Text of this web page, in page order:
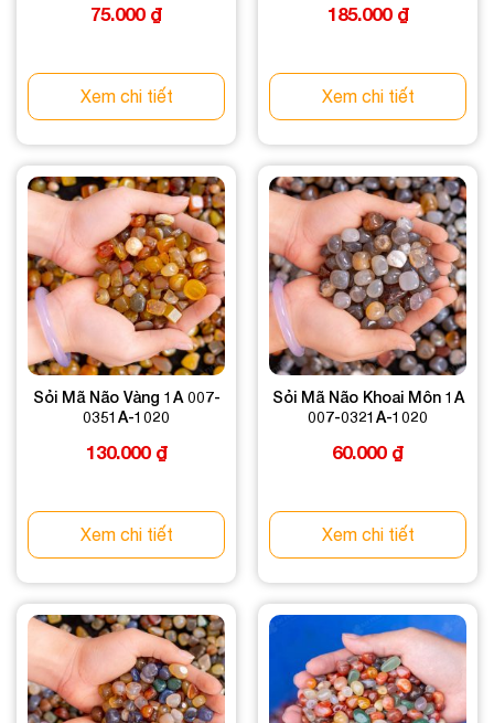
75.000 ₫
Xem chi tiết
185.000 ₫
Xem chi tiết
Sỏi Mã Não Vàng 1A 007-
0351A-1020
130.000 ₫
Xem chi tiết
Sỏi Mã Não Khoai Môn 1A
007-0321A-1020
60.000 ₫
Xem chi tiết